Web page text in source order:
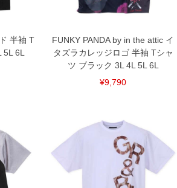
後1週間以内にご連絡ください。
の性質上、返品交換不可とさせて頂いております。予め
場合】
す。
い。（裾上げ無料対象商品は1本につき税込6,000円以
の商品は有料（500円+税）となります。）
換不可となりますので、予めご了承下さい。
誤差がございます。また、お客様がご使用の環境（コ
品の色味が若干異なる場合がございます。予めご了承
と在庫を共用しておりますので店頭での売り違い、店
、お客様にご迷惑をお掛けしてしまう場合がございま
大限に努めておりますが、もしあった場合速やかにご
了承ください。
半袖 T
5L 6L
FUNKY PANDA by in the attic イ
タズラカレッジロゴ 半袖 Tシャ
ツ ブラック 3L 4L 5L 6L
¥9,790